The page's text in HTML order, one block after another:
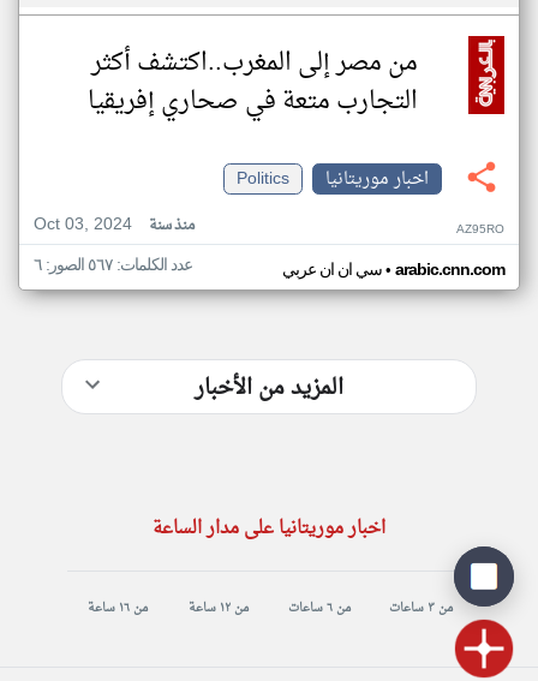
من مصر إلى المغرب..اكتشف أكثر
التجارب متعة في صحاري إفريقيا
اخبار موريتانيا
Politics
Oct 03, 2024
منذ سنة AZ95RO
سي ان ان عربي• arabic.cnn.com عدد الكلمات: ٥٦٧ الصور: ٦
المزيد من الأخبار
اخبار موريتانيا على مدار الساعة
من ٣ ساعات من ٦ ساعات من ١٢ ساعة من ١٦ ساعة